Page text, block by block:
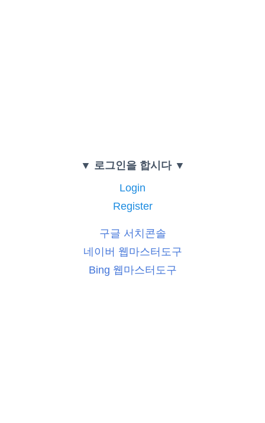
▼ 로그인을 합시다 ▼
Login
Register
구글 서치콘솔
네이버 웹마스터도구
Bing 웹마스터도구